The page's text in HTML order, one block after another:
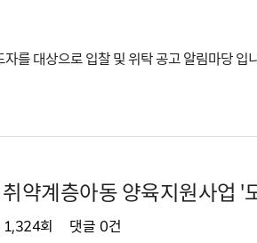
자를 대상으로 입찰 및 위탁 공고 알림마당 입
약계층아동 양육지원사업 '
1,324회 댓글 0건